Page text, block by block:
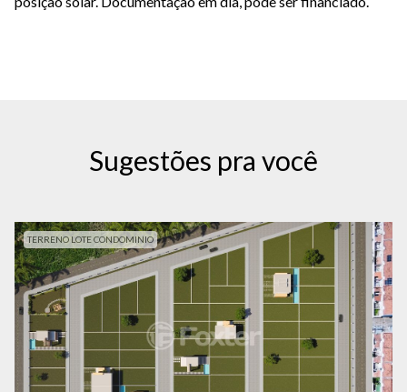
Sugestões pra você
TERRENO LOTE CONDOMINIO